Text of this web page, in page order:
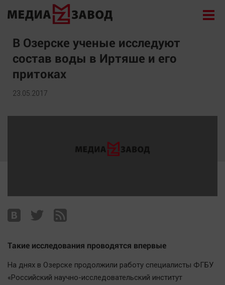
Новости
Экономика
Происшествия
Общество
Архив
Общество
Политика
Экономика
В Озерске ученые исследуют
состав воды в Иртяше и его
притоках
23.05.2017
Такие исследования проводятся впервые
На днях в Озерске продолжили работу специалисты ФГБУ
«Российский научно-исследовательский институт